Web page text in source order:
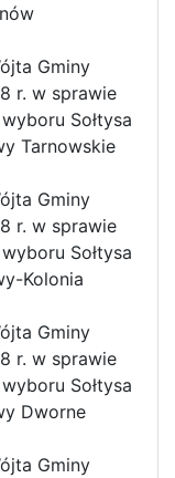
Gminy
r. w sprawie
Sołtysa
Tarnowskie
Gminy
r. w sprawie
Sołtysa
Kolonia
Gminy
r. w sprawie
Sołtysa
Dworne
Gminy